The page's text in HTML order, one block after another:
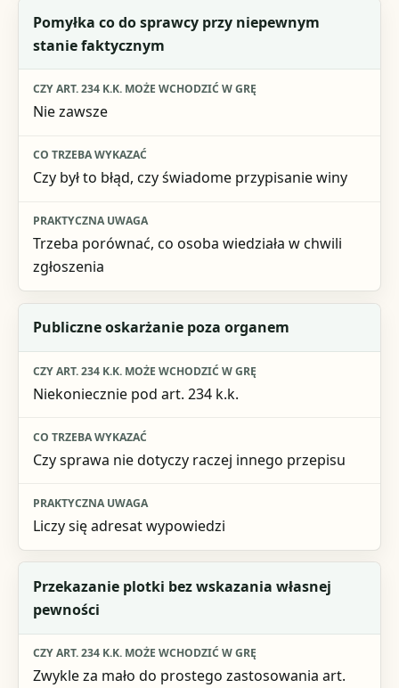
Pomyłka co do sprawcy przy niepewnym
stanie faktycznym
Nie zawsze
Czy był to błąd, czy świadome przypisanie winy
Trzeba porównać, co osoba wiedziała w chwili
zgłoszenia
Publiczne oskarżanie poza organem
Niekoniecznie pod art. 234 k.k.
Czy sprawa nie dotyczy raczej innego przepisu
Liczy się adresat wypowiedzi
Przekazanie plotki bez wskazania własnej
pewności
Zwykle za mało do prostego zastosowania art.